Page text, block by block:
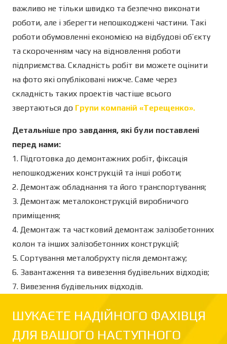
важливо не тільки швидко та безпечно виконати
роботи, але і зберегти непошкоджені частини. Такі
роботи обумовленні економією на відбудові об’єкту
та скороченням часу на відновлення роботи
підприємства. Складність робіт ви можете оцінити
на фото які опубліковані нижче. Саме через
складність таких проектів частіше всього
звертаються до Групи компаній «Терещенко».
Детальніше про завдання, які були поставлені
перед нами:
1. Підготовка до демонтажних робіт, фіксація
непошкоджених конструкцій та інші роботи;
2. Демонтаж обладнання та його транспортування;
3. Демонтаж металоконструкцій виробничого
приміщення;
4. Демонтаж та частковий демонтаж залізобетонних
колон та інших залізобетонних конструкцій;
5. Сортування металобрухту після демонтажу;
6. Завантаження та вивезення будівельних відходів;
7. Вивезення будівельних відходів.
ШУКАЄТЕ НАДІЙНОГО ФАХІВЦЯ
ДЛЯ ВАШОГО НАСТУПНОГО